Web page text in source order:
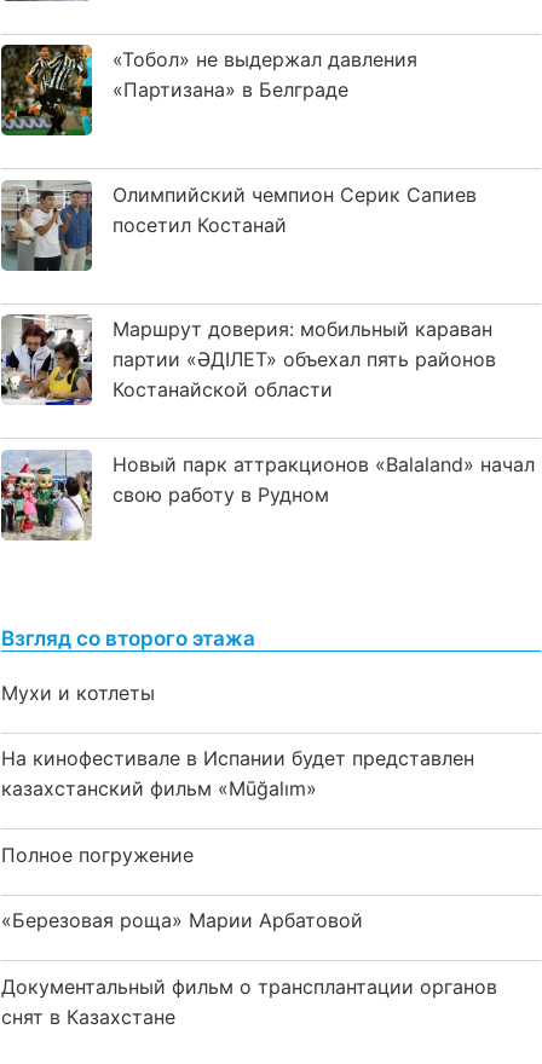
«Тобол» не выдержал давления
«Партизана» в Белграде
Олимпийский чемпион Серик Сапиев
посетил Костанай
Маршрут доверия: мобильный караван
партии «ӘДІЛЕТ» объехал пять районов
Костанайской области
Новый парк аттракционов «Balaland» начал
свою работу в Рудном
Взгляд со второго этажа
Мухи и котлеты
На кинофестивале в Испании будет представлен
казахстанский фильм «Mūğalım»
Полное погружение
«Березовая роща» Марии Арбатовой
Документальный фильм о трансплантации органов
снят в Казахстане